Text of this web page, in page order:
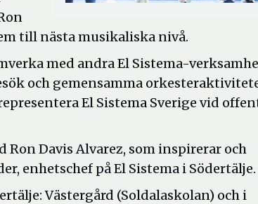
till nästa musikaliska nivå.
med andra El Sistema-
och gemensamma
El Sistema Sverige vid
Davis Alvarez, som inspirerar och
enhetschef på El Sistema i Södertälje.
Västergård (Soldalaskolan) och i